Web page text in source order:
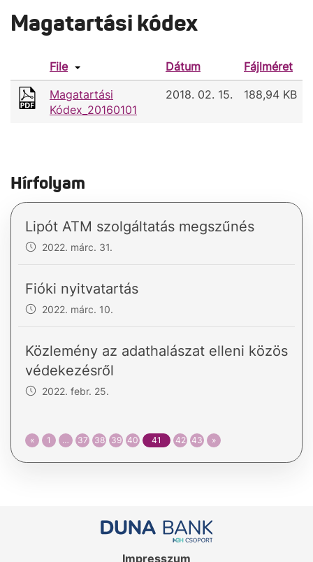
Magatartási kódex
File Dátum
Fájlméret
Magatartási
Kódex_20160101
2018. 02. 15. 188,94 KB
Hírfolyam
Lipót ATM szolgáltatás megszűnés
2022. márc. 31.
Fióki nyitvatartás
2022. márc. 10.
Közlemény az adathalászat elleni közös
védekezésről
2022. febr. 25.
« 1 … 37 38 39 40 41 42 43 »
Impresszum